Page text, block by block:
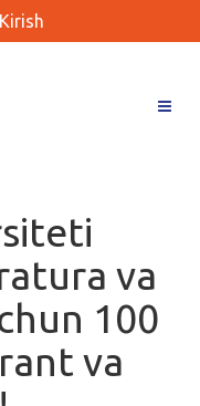
Kirish
va
100
va